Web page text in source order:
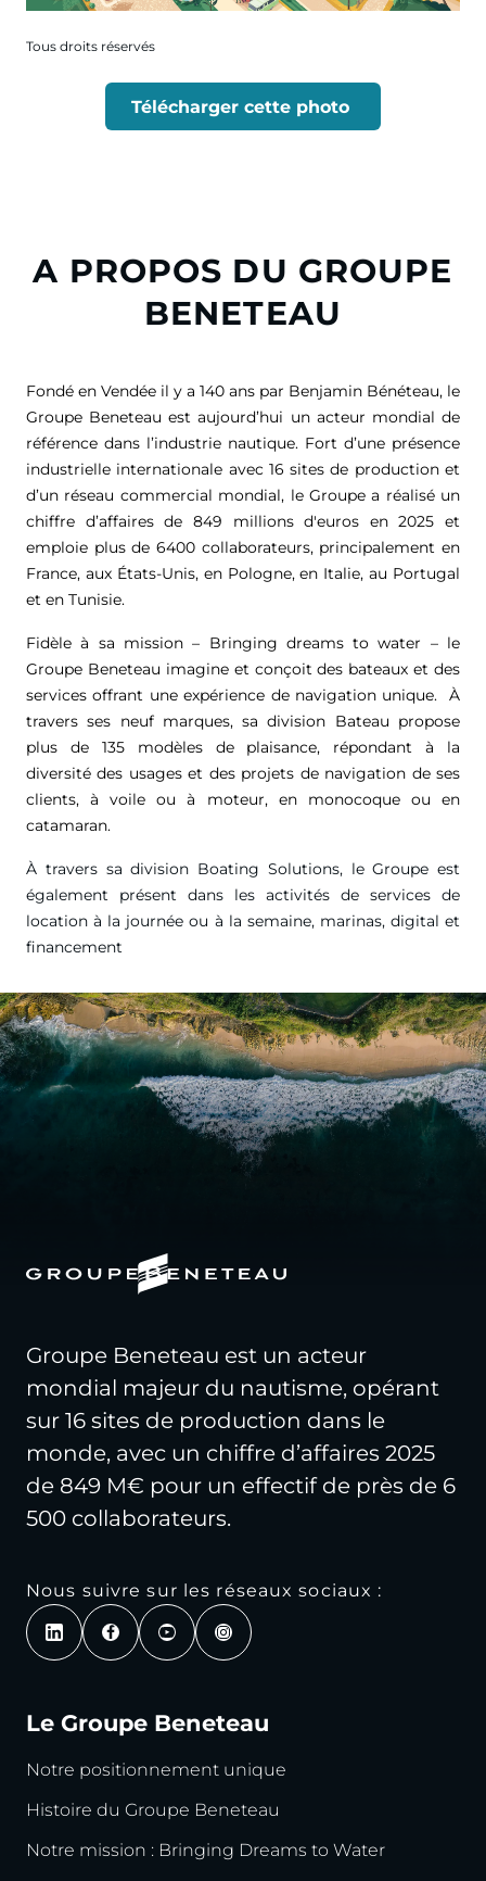
Tous droits réservés
Télécharger cette photo
A PROPOS DU GROUPE
BENETEAU
Fondé en Vendée il y a 140 ans par Benjamin Bénéteau, le
Groupe Beneteau est aujourd’hui un acteur mondial de
référence dans l’industrie nautique. Fort d’une présence
industrielle internationale avec 16 sites de production et
d’un réseau commercial mondial, le Groupe a réalisé un
chiffre d’affaires de 849 millions d'euros en 2025 et
emploie plus de 6400 collaborateurs, principalement en
France, aux États-Unis, en Pologne, en Italie, au Portugal
et en Tunisie.
Fidèle à sa mission – Bringing dreams to water – le
Groupe Beneteau imagine et conçoit des bateaux et des
services offrant une expérience de navigation unique. À
travers ses neuf marques, sa division Bateau propose
plus de 135 modèles de plaisance, répondant à la
diversité des usages et des projets de navigation de ses
clients, à voile ou à moteur, en monocoque ou en
catamaran.
À travers sa division Boating Solutions, le Groupe est
également présent dans les activités de services de
location à la journée ou à la semaine, marinas, digital et
financement
Groupe Beneteau est un acteur
mondial majeur du nautisme, opérant
sur 16 sites de production dans le
monde, avec un chiffre d’affaires 2025
de 849 M€ pour un effectif de près de 6
500 collaborateurs.
Nous suivre sur les réseaux sociaux :
Le Groupe Beneteau
Notre positionnement unique
Histoire du Groupe Beneteau
Notre mission : Bringing Dreams to Water